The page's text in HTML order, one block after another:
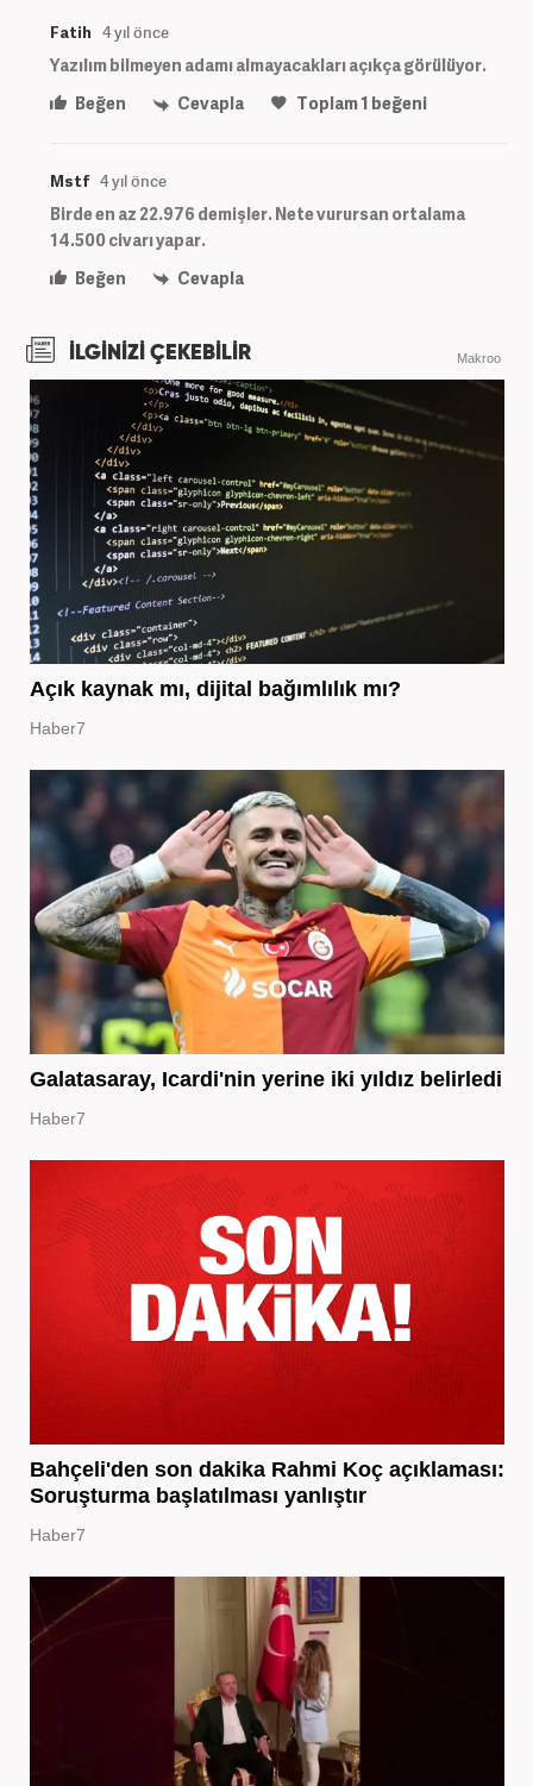
Fatih 4 yıl önce
Yazılım bilmeyen adamı almayacakları açıkça görülüyor.
Beğen
Cevapla Toplam1 beğeni
Mstf 4 yıl önce
Birde en az 22.976 demişler. Nete vurursan ortalama
14.500 civarı yapar.
Beğen
Cevapla
İLGİNİZİ ÇEKEBİLİR Makroo
Açık kaynak mı, dijital bağımlılık mı?
Haber7
Galatasaray, Icardi'nin yerine iki yıldız belirledi
Haber7
Bahçeli'den son dakika Rahmi Koç açıklaması:
Soruşturma başlatılması yanlıştır
Haber7